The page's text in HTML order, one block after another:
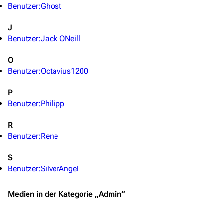
Stargate Infinity
Filme
Personen
Orte
Zeitleiste
Fanprojekte
Benutzer:Ghost
J
Benutzer:Jack ONeill
O
Benutzer:Octavius1200
P
Benutzer:Philipp
R
Benutzer:Rene
S
Benutzer:SilverAngel
Medien in der Kategorie „Admin“